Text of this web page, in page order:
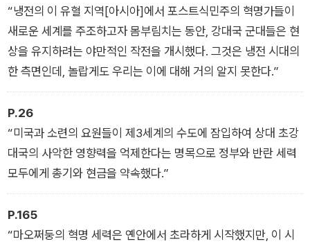
문제가 세계와 어떻게 연결되는지 날카롭게 풀어낸다. ‘아시아 전
체를 아우르는 현대사’로서는 한국에 처음 소개되는 책이기도 하
다.
“냉전의 이 유혈 지역[아시아]에서 포스트식민주의 혁명가들이
새로운 세계를 주조하고자 몸부림치는 동안, 강대국 군대들은 현
상을 유지하려는 야만적인 작전을 개시했다. 그것은 냉전 시대의
한 측면인데, 놀랍게도 우리는 이에 대해 거의 알지 못한다.”
P.26
“미국과 소련의 요원들이 제3세계의 수도에 잠입하여 상대 초강
대국의 사악한 영향력을 억제한다는 명목으로 정부와 반란 세력
모두에게 총기와 현금을 약속했다.”
P.165
“마오쩌둥의 혁명 세력은 옌안에서 초라하게 시작했지만, 이 시